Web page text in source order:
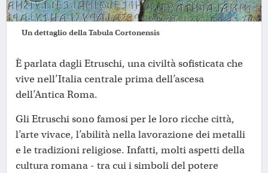
Un dettaglio della Tabula Cortonensis
È parlata dagli Etruschi, una civiltà sofisticata che
vive nell’Italia centrale prima dell’ascesa
dell’Antica Roma.
Gli Etruschi sono famosi per le loro ricche città,
l’arte vivace, l’abilità nella lavorazione dei metalli
e le tradizioni religiose. Infatti, molti aspetti della
cultura romana - tra cui i simboli del potere